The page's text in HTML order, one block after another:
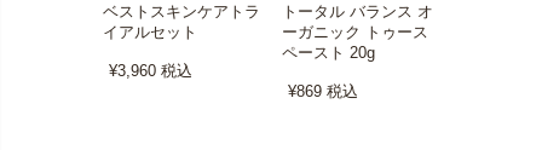
ベストスキンケアトラ
イアルセット
¥3,960税込
トータル バランス オ
ーガニック トゥース
ペースト 20g
¥869税込